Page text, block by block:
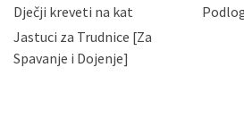
zatražiti prestanak aktivnosti
podataka. Opoziv privole
gore navedenu adresu ili e-
Dječji kreveti na kat
Jastuci za Trudnice [Za
Spavanje i Dojenje]